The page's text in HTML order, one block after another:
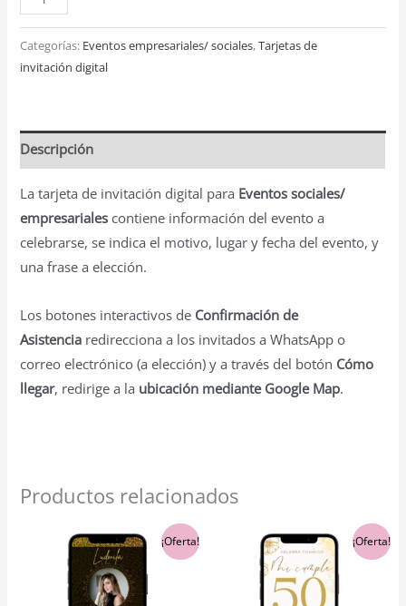
Categorías: Eventos empresariales/ sociales,Tarjetas de
invitación digital
Descripción
La tarjeta de invitación digital para Eventos sociales/
empresariales contiene información del evento a
celebrarse, se indica el motivo, lugar y fecha del evento, y
una frase a elección.
Los botones interactivos de Confirmación de
Asistencia redirecciona a los invitados a WhatsApp o
correo electrónico (a elección) y a través del botón Cómo
llegar, redirige a la ubicación mediante Google Map.
Productos relacionados
¡Oferta!
El
precio
original
era:
$5,900.00.
El
precio
¡Oferta!
El
precio
original
era:
$5,900.00.
El
precio